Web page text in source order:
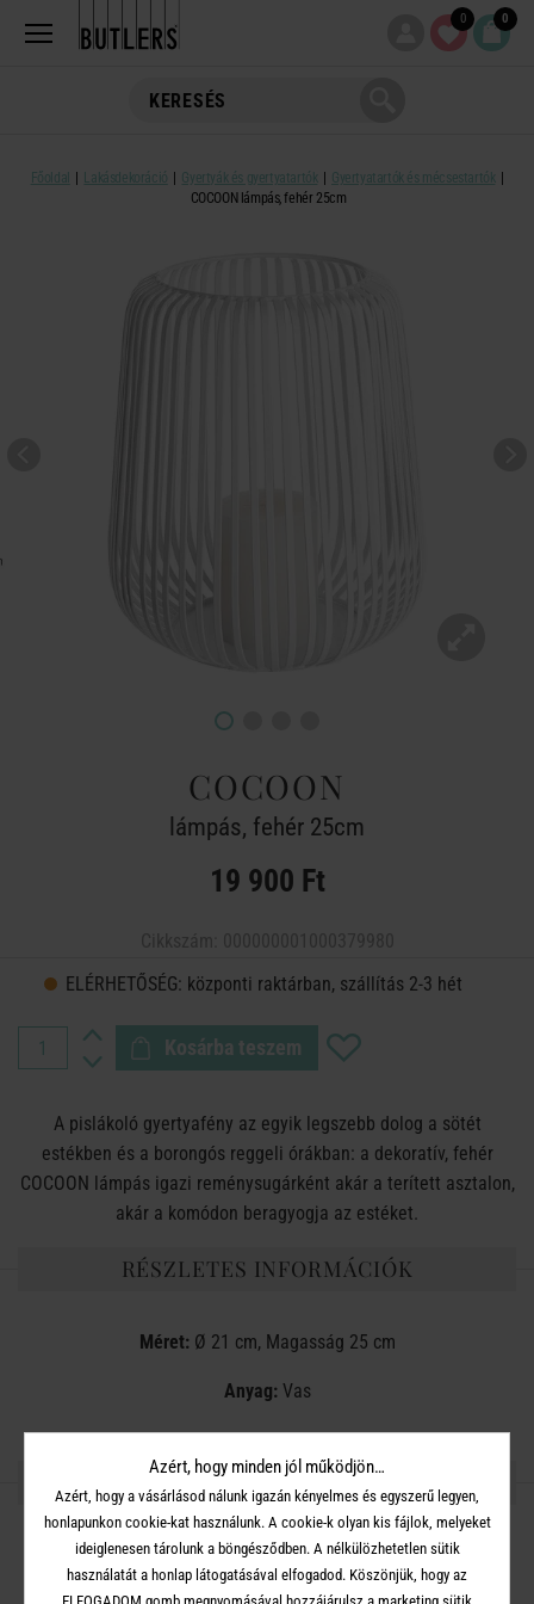
0 0
Főoldal Lakásdekoráció Gyertyák és gyertyatartók
Gyertyatartók és mécsestartók
COCOON lámpás, fehér 25cm
COCOON
lámpás, fehér 25cm
19 900 Ft
ELÉRHETŐSÉG: központi raktárban, szállítás 2-3 hét
Kosárba teszem
A pislákoló gyertyafény az egyik legszebb dolog a sötét
estékben és a borongós reggeli órákban: a dekoratív, fehér
COCOON lámpás igazi reménysugárként akár a terített asztalon,
akár a komódon beragyogja az estéket.
RÉSZLETES INFORMÁCIÓK
Méret: Ø 21 cm, Magasság 25 cm
Anyag:Vas
OSZD MEG MÁSOKKAL!
Azért, hogy minden jól működjön…
Azért, hogy a vásárlásod nálunk igazán kényelmes és egyszerű legyen,
honlapunkon cookie-kat használunk. A cookie-k olyan kis fájlok, melyeket
ideiglenesen tárolunk a böngésződben. A nélkülözhetetlen sütik
használatát a honlap látogatásával elfogadod. Köszönjük, hogy az
ELFOGADOM gomb megnyomásával hozzájárulsz a marketing sütik